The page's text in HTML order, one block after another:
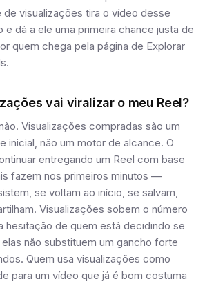
de visualizações tira o vídeo desse
dá a ele uma primeira chance justa de
quem chega pela página de Explorar
vai viralizar o meu Reel?
Visualizações compradas são um
inicial, não um motor de alcance. O
entregando um Reel com base
fazem nos primeiros minutos —
se voltam ao início, se salvam,
Visualizações sobem o número
hesitação de quem está decidindo se
não substituem um gancho forte
Quem usa visualizações como
para um vídeo que já é bom costuma